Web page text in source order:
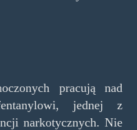
pracują nad
jednej z
narkotycznych. Nie